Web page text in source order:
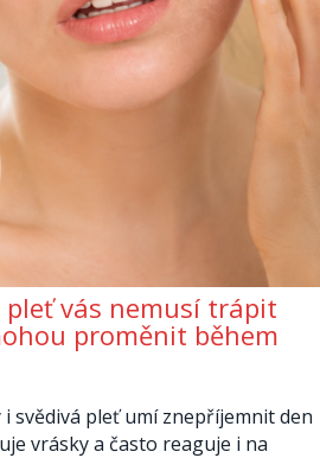
vás nemusí trápit
proměnit během
svědivá pleť umí znepříjemnit den
vrásky a často reaguje i na